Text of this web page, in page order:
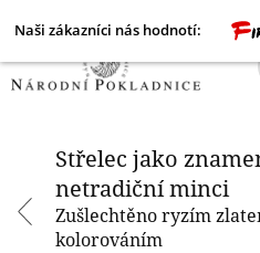
Naši zákazníci nás hodnotí:
Střelec jako
netradiční minci
Zušlechtěno ryzím
kolorováním
Střelec jako